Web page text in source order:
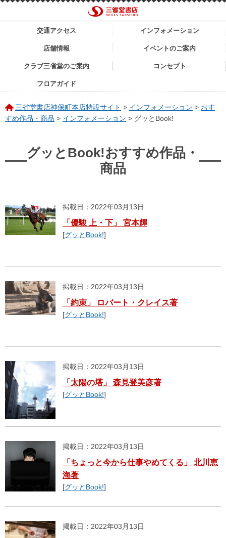
交通アクセス インフォメーション
店舗情報 イベントのご案内
クラブ三省堂のご案内 コンセプト
フロアガイド
三省堂書店神保町本店特設サイト > インフォメーション > おす
すめ作品・商品 > インフォメーション > グッとBook!
グッとBook!おすすめ作品・
商品
掲載日：2022年03月13日
「優駿 上・下」 宮本輝
[グッとBook!]
掲載日：2022年03月13日
「約束」 ロバート・クレイス著
[グッとBook!]
掲載日：2022年03月13日
「太陽の塔」 森見登美彦著
[グッとBook!]
掲載日：2022年03月13日
「ちょっと今から仕事やめてくる」 北川恵
海著
[グッとBook!]
掲載日：2022年03月13日